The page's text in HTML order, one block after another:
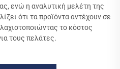
ενώ η αναλυτική μελέτη της
ότι τα προϊόντα αντέχουν σε
το κόστος
τους πελάτες.